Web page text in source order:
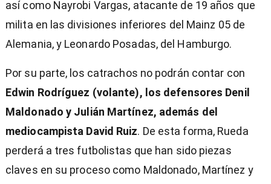
así como Nayrobi Vargas, atacante de 19 años que
milita en las divisiones inferiores del Mainz 05 de
Alemania, y Leonardo Posadas, del Hamburgo.
Por su parte, los catrachos no podrán contar con
Edwin Rodríguez (volante), los defensores Denil
Maldonado y Julián Martínez, además del
mediocampista David Ruiz. De esta forma, Rueda
perderá a tres futbolistas que han sido piezas
claves en su proceso como Maldonado, Martínez y